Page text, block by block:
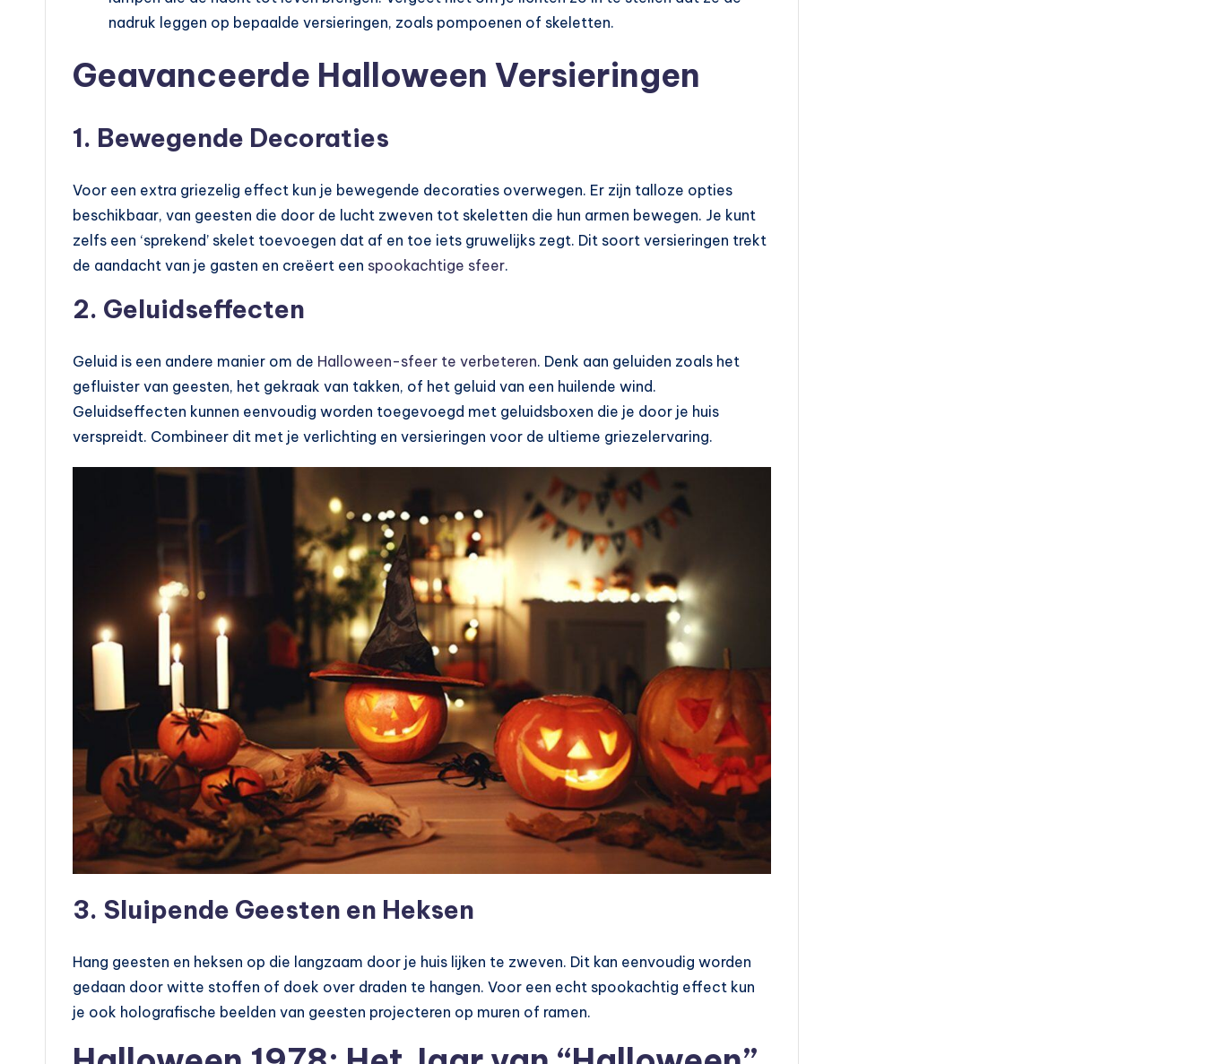
nadruk leggen op bepaalde versieringen, zoals pompoenen of skeletten.
Geavanceerde Halloween Versieringen
1. Bewegende Decoraties
Voor een extra griezelig effect kun je bewegende decoraties overwegen. Er zijn talloze opties
beschikbaar, van geesten die door de lucht zweven tot skeletten die hun armen bewegen. Je kunt
zelfs een ‘sprekend’ skelet toevoegen dat af en toe iets gruwelijks zegt. Dit soort versieringen trekt
de aandacht van je gasten en creëert een spookachtige sfeer.
2. Geluidseffecten
Geluid is een andere manier om de Halloween-sfeer te verbeteren. Denk aan geluiden zoals het
gefluister van geesten, het gekraak van takken, of het geluid van een huilende wind.
Geluidseffecten kunnen eenvoudig worden toegevoegd met geluidsboxen die je door je huis
verspreidt. Combineer dit met je verlichting en versieringen voor de ultieme griezelervaring.
3. Sluipende Geesten en Heksen
Hang geesten en heksen op die langzaam door je huis lijken te zweven. Dit kan eenvoudig worden
gedaan door witte stoffen of doek over draden te hangen. Voor een echt spookachtig effect kun
je ook holografische beelden van geesten projecteren op muren of ramen.